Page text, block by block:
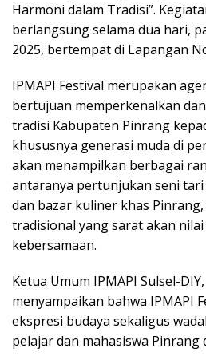
Harmoni dalam Tradisi”.
berlangsung selama dua hari,
2025, bertempat di Lapangan
IPMAPI Festival merupakan
bertujuan memperkenalkan
tradisi Kabupaten Pinrang
khususnya generasi muda di
akan menampilkan berbagai
antaranya pertunjukan seni
dan bazar kuliner khas
tradisional yang sarat akan nilai
kebersamaan.
Ketua Umum IPMAPI Sulsel-
menyampaikan bahwa IPMAPI
ekspresi budaya sekaligus
pelajar dan mahasiswa Pinrang